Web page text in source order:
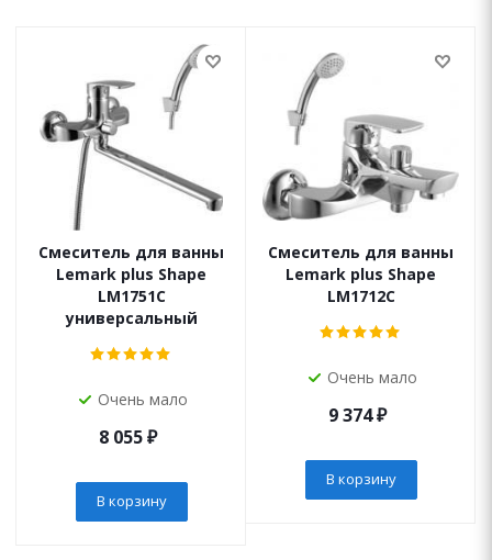
Смеситель для ванны
Lemark plus Shape
LM1751C
универсальный
Очень мало
8 055₽
В корзину
Смеситель для ванны
Lemark plus Shape
LM1712C
Очень мало
9 374₽
В корзину